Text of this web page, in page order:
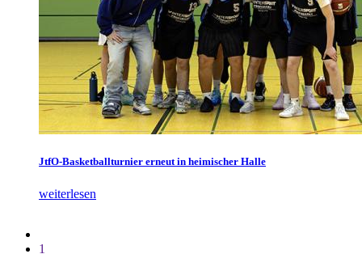
JtfO-Basketballturnier erneut in heimischer Halle
weiterlesen
1